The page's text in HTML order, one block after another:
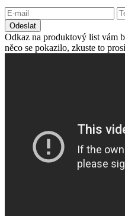
Odeslat
Odkaz na produktový list vám
něco se pokazilo, zkuste to